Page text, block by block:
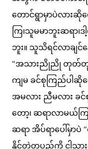
တောင်ရွာမှာပဲလားဆို
ကြ၊သူမမာဘူးဆရာ၊
ဘူး။ သူသိရင်လာချင်
"အသားညိုညို တုတ်တုတ်
ကျမ ခင်စုကြည်ပါဆို
အမလား ညီမလား
တော့၊ ဆရာလာမယ်က
ဆရာ အိပ်ရာပေါ်မှာပဲ
နိုင်တဲ့တပည့်ကို ငါသွာ